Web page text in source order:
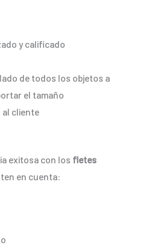
y calificado
de todos los objetos a
el tamaño
al cliente
exitosa con los fletes
en cuenta: